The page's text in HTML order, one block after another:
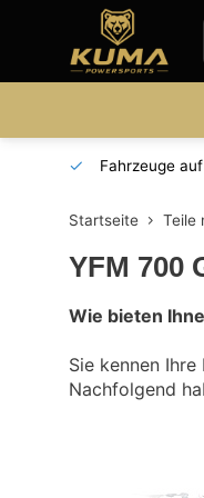
Fahrzeuge
Startseite Teile
YFM 700
Wie bieten
Sie kennen
Nachfolgend